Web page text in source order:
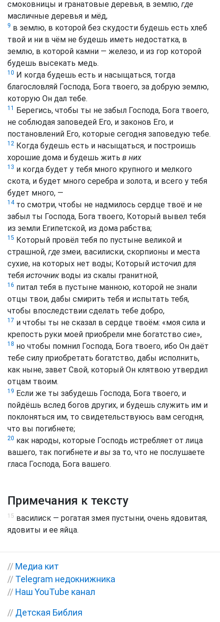
смоковницы и гранатовые деревья, в землю, где
масличные деревья и мёд,
9 в землю, в которой без скудости будешь есть хлеб
твой и ни в чём не будешь иметь недостатка, в
землю, в которой камни — железо, и из гор которой
будешь высекать медь.
10 И когда будешь есть и насыщаться, тогда
благословляй Господа, Бога твоего, за добрую землю,
которую Он дал тебе.
11 Берегись, чтобы ты не забыл Господа, Бога твоего,
не соблюдая заповедей Его, и законов Его, и
постановлений Его, которые сегодня заповедую тебе.
12 Когда будешь есть и насыщаться, и построишь
хорошие дома и будешь жить в них
13 и когда будет у тебя много крупного и мелкого
скота, и будет много серебра и золота, и всего у тебя
будет много, —
14то смотри, чтобы не надмилось сердце твоё и не
забыл ты Господа, Бога твоего, Который вывел тебя
из земли Египетской, из дома рабства;
15 Который провёл тебя по пустыне великой и
страшной, где змеи, василиски, скорпионы и места
сухие, на которых нет воды; Который источил для
тебя источникводы из скалы гранитной,
16 питал тебя в пустыне манною, которой не знали
отцы твои, дабы смирить тебя и испытать тебя,
чтобы впоследствии сделать тебе добро,
17 и чтобы ты не сказал в сердце твоём: «моя сила и
крепость руки моей приобрели мне богатство сие»,
18 но чтобы помнил Господа, Бога твоего, ибо Он даёт
тебе силу приобретать богатство, дабы исполнить,
как ныне, завет Свой, который Он клятвою утвердил
отцам твоим.
19 Если же ты забудешь Господа, Бога твоего, и
пойдёшь вслед богов других, и будешь служить им и
поклоняться им, то свидетельствуюсь вам сегодня,
что вы погибнете;
20 как народы, которые Господь истребляет от лица
вашего, так погибнете и вы за то, что не послушаете
гласа Господа, Бога вашего.
Примечания к тексту
15 василиск — рогатая змея пустыни, очень ядовитая,
ядовиты и ее яйца.
// Медиа кит
// Telegram недокнижника
// Наш YouTube канал
// Детская Библия